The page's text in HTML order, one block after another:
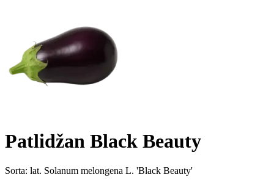
Patlidžan Black Beauty
Sorta: lat. Solanum melongena L. 'Black Beauty'